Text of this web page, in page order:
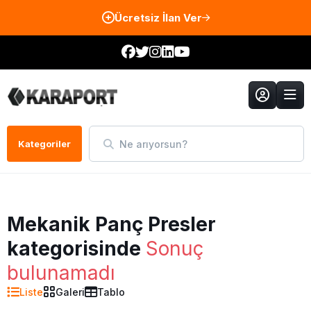
Ücretsiz İlan Ver
Kategoriler Ne arıyorsun?
Mekanik Panç Presler
kategorisinde Sonuç
bulunamadı
Liste Galeri Tablo